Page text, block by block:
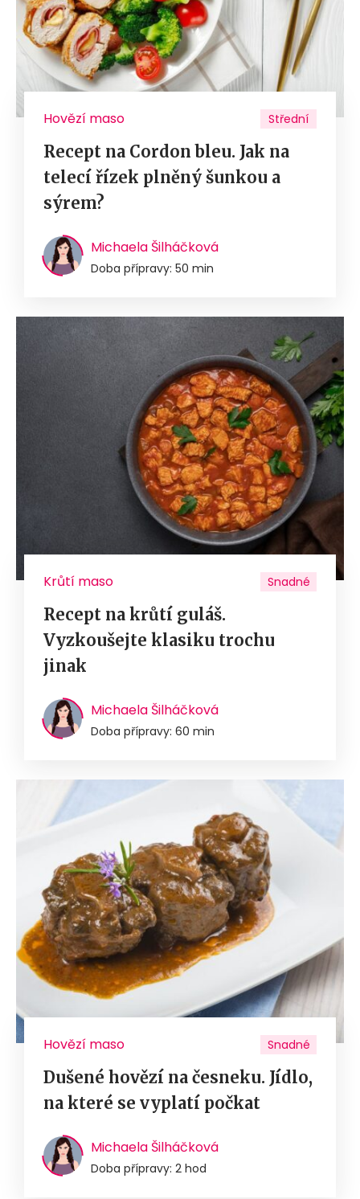
Hovězí maso Střední
Recept na Cordon bleu. Jak na
telecí řízek plněný šunkou a
sýrem?
Michaela Šilháčková
Doba přípravy: 50 min
Krůtí maso Snadné
Recept na krůtí guláš.
Vyzkoušejte klasiku trochu
jinak
Michaela Šilháčková
Doba přípravy: 60 min
Hovězí maso Snadné
Dušené hovězí na česneku. Jídlo,
na které se vyplatí počkat
Michaela Šilháčková
Doba přípravy: 2 hod